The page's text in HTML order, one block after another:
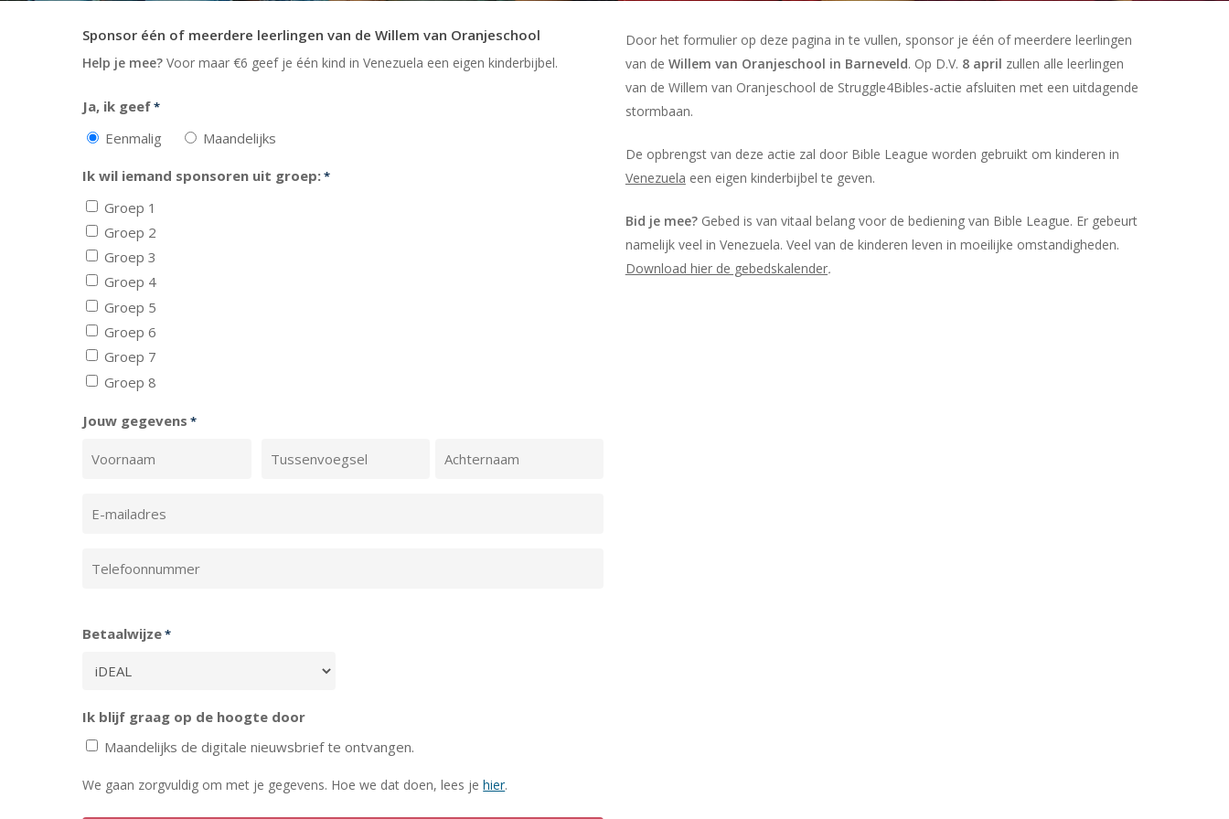
Sponsor één of meerdere leerlingen van de Willem van Oranjeschool
Help je mee? Voor maar €6 geef je één kind in Venezuela een eigen kinderbijbel.
Ja, ik geef*
Eenmalig Maandelijks
Ik wil iemand sponsoren uit groep:*
Groep 1
Groep 2
Groep 3
Groep 4
Groep 5
Groep 6
Groep 7
Groep 8
Jouw gegevens *
Betaalwijze*
Ik blijf graag op de hoogte door
Maandelijks de digitale nieuwsbrief te ontvangen.
We gaan zorgvuldig om met je gegevens. Hoe we dat doen, lees jehier.
Door het formulier op deze pagina in te vullen, sponsor je één of meerdere leerlingen
van de Willem van Oranjeschool in Barneveld. Op D.V. 8 april zullen alle leerlingen
van de Willem van Oranjeschool de Struggle4Bibles-actie afsluiten met een uitdagende
stormbaan.
De opbrengst van deze actie zal door Bible League worden gebruikt om kinderen in
Venezuela een eigen kinderbijbel te geven.
Bid je mee?Gebed is van vitaal belang voor de bediening van Bible League. Er gebeurt
namelijk veel in Venezuela. Veel van de kinderen leven in moeilijke omstandigheden.
Download hier de gebedskalender.